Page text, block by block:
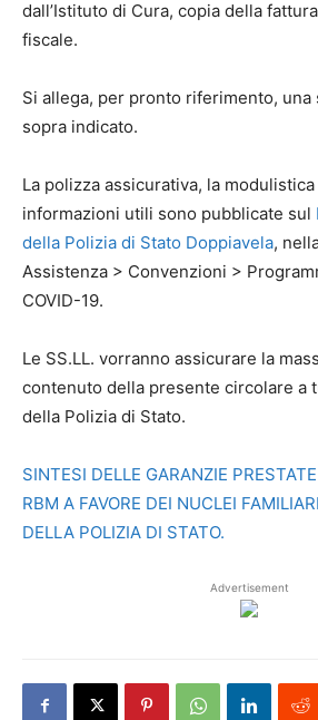
dall’Istituto di Cura, copia della
fiscale.
Si allega, per pronto riferimento, una
sopra indicato.
La polizza assicurativa, la
informazioni utili sono pubblicate sul
della Polizia di Stato Doppiavela,
Assistenza > Convenzioni >
COVID-19.
Le SS.LL. vorranno assicurare la
contenuto della presente circolare a
della Polizia di Stato.
SINTESI DELLE GARANZIE
RBM A FAVORE DEI NUCLEI
DELLA POLIZIA DI STATO.
Advertisement